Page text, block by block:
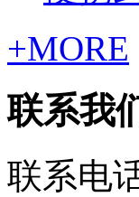
+MORE
联系我
联系电